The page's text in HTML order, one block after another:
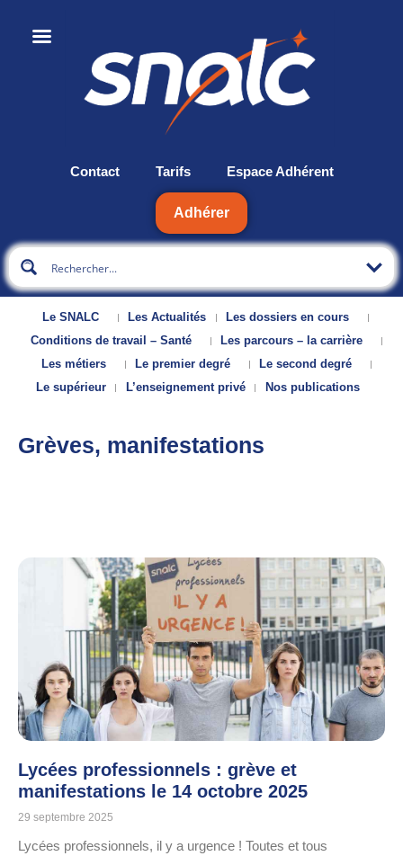
Contact Tarifs Espace Adhérent
Adhérer
Le SNALC Les Actualités
Les dossiers en cours
Conditions de travail – Santé
Les parcours – la carrière
Les métiers
Le premier degré
Le second degré
Le supérieur
L’enseignement privé Nos publications
Grèves, manifestations
Lycées professionnels : grève et
manifestations le 14 octobre 2025
29 septembre 2025
Lycées professionnels, il y a urgence ! Toutes et tous